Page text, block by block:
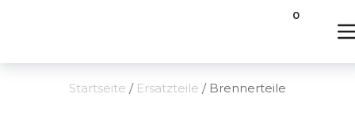
0
Startseite / Ersatzteile / Brennerteile